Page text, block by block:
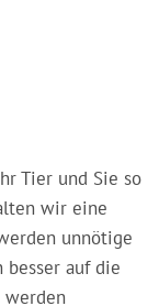
Tier und Sie so
wir eine
unnötige
auf die
werden